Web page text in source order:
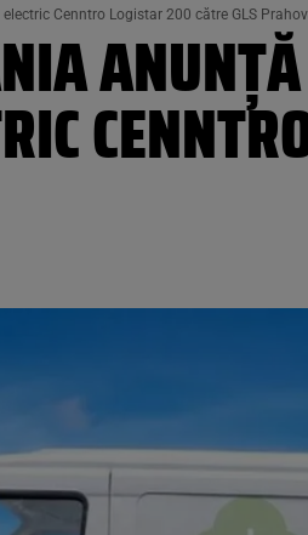
Cenntro Logistar 200 către GLS